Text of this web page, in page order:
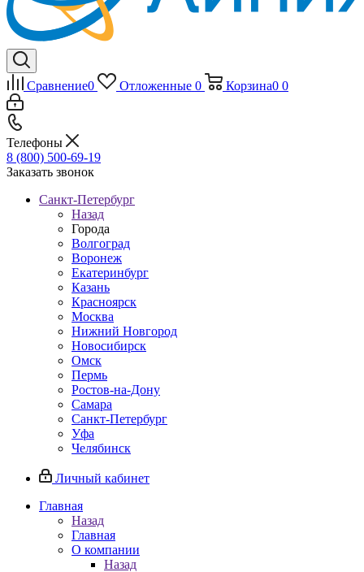
Сравнение0 Отложенные 0 Корзина0 0
Телефоны
8 (800) 500-69-19
Заказать звонок
Санкт-Петербург
Назад
Города
Волгоград
Воронеж
Екатеринбург
Казань
Красноярск
Москва
Нижний Новгород
Новосибирск
Омск
Пермь
Ростов-на-Дону
Самара
Санкт-Петербург
Уфа
Челябинск
Личный кабинет
Главная
Назад
Главная
О компании
Назад